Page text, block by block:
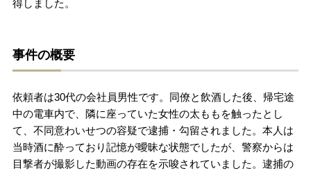
解決実績
ご依頼者からのお手紙
無料相談の口コミ評判
得しました。
事件の概要
依頼者は30代の会社員男性です。同僚と飲酒した後、帰宅途
中の電車内で、隣に座っていた女性の太ももを触ったとし
て、不同意わいせつの容疑で逮捕・勾留されました。本人は
当時酒に酔っており記憶が曖昧な状態でしたが、警察からは
目撃者が撮影した動画の存在を示唆されていました。逮捕の